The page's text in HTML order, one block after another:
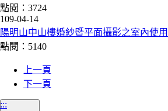
點閱：3724
109-04-14
陽明山中山樓婚紗暨平面攝影之室內使
點閱：5140
上一頁
下一頁
:::